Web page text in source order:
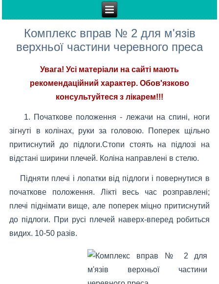
Комплекс вправ № 2 для м'язів
верхньої частини черевного преса
Увага! Усі матеріали на сайті мають
рекомендаційний характер. Обов'язково
консультуйтеся з лікарем!!!
1. Початкове положення - лежачи на спині, ноги
зігнуті в колінах, руки за головою. Поперек щільно
притиснутий до підлоги.Стопи стоять на підлозі на
відстані ширини плечей. Коліна направлені в стелю.
Підняти плечі і лопатки від підлоги і повернутися в
початкове положення. Лікті весь час розправлені;
плечі піднімати вище, але поперек міцно притиснутий
до підлоги. При русі плечей наверх-вперед робиться
видих. 10-50 разів.